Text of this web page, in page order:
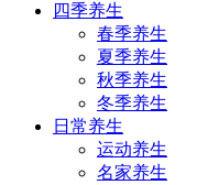
四季养生
春季养生
夏季养生
秋季养生
冬季养生
日常养生
运动养生
名家养生